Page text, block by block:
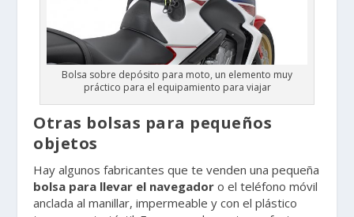
Bolsa sobre depósito para moto, un elemento muy
práctico para el equipamiento para viajar
Otras bolsas para pequeños
objetos
Hay algunos fabricantes que te venden una pequeña
bolsa para llevar el navegador o el teléfono móvil
anclada al manillar, impermeable y con el plástico